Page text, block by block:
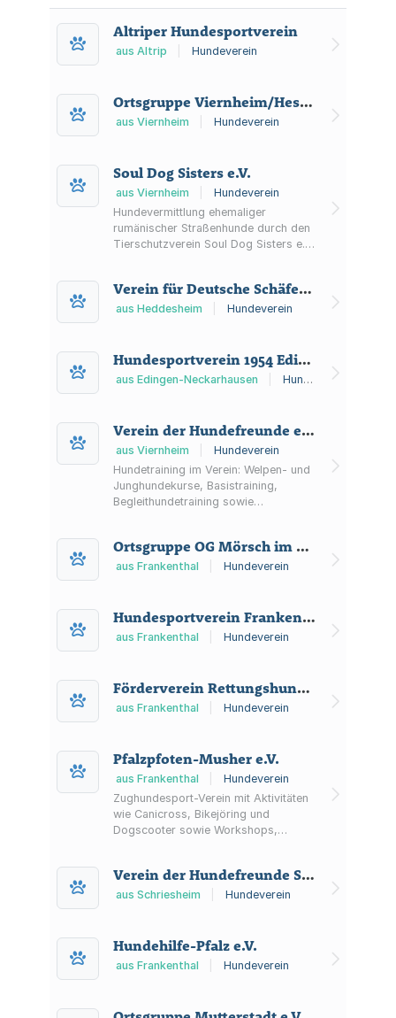
Altriper Hundesportverein
aus Altrip Hundeverein
Ortsgruppe Viernheim/Hessen e.V. im Verein für Deutsche Schäferhunde (SV) e.V.
aus Viernheim Hundeverein
Soul Dog Sisters e.V.
aus Viernheim
Hundeverein
Hundevermittlung ehemaliger
rumänischer Straßenhunde durch den
Tierschutzverein Soul Dog Sisters e.V.
Projekten, Spenden und
Patenschaften.
Verein für Deutsche Schäferhunde Ortsgruppe Heddesheim 1954 e.V.
aus Heddesheim Hundeverein
Hundesportverein 1954 Edingen e.V.
aus Edingen-Neckarhausen Hundeverein
Verein der Hundefreunde e.V.
aus Viernheim
Hundeverein
Hundetraining im Verein: Welpen- und
Junghundekurse, Basistraining,
Begleithundetraining sowie
VdH Viernheim e. V.
Ortsgruppe OG Mörsch im Verein für Deutsche Schäferhunde (SV) e.V.
aus Frankenthal Hundeverein
Hundesportverein Frankenthal (Pfalz) e.V.
aus Frankenthal Hundeverein
Förderverein Rettungshundestaffel IV
aus Frankenthal Hundeverein
Pfalzpfoten-Musher e.V.
aus Frankenthal
Hundeverein
Zughundesport-Verein mit Aktivitäten
wie Canicross, Bikejöring und
Dogscooter sowie Workshops,
Verein der Hundefreunde Schriesheim 1968 e.V.
aus Schriesheim Hundeverein
Hundehilfe-Pfalz e.V.
aus Frankenthal Hundeverein